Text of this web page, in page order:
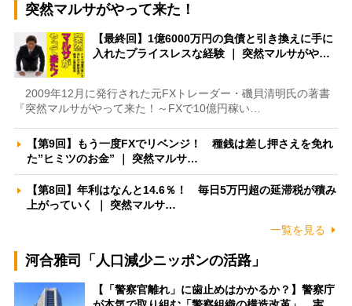
突然マルサがやって来た！
【最終回】1億6000万円の負債と引き換えに手に
入れたプライスレスな経験 ｜ 突然マルサがや…
2009年12月に発行された元FXトレーダー・磯貝清明氏の著書
『突然マルサがやって来た！～FXで10億円稼い…
【第9回】もう一度FXでリベンジ！ 種銭は差し押さえを免れ
た”ヒミツのお金” ｜ 突然マルサ…
【第8回】年利はなんと14.6％！ 毎日5万円超の延滞税が積み
上がっていく ｜ 突然マルサ…
一覧を見る
河合雅司「人口減少ニッポンの活路」
【「警察官離れ」に歯止めはかかるか？】警察庁